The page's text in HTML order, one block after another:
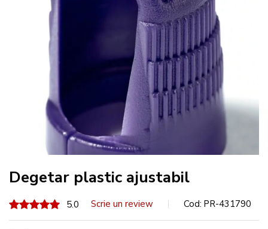
Degetar plastic ajustabil
100
% of100
5.0 Scrie un review Cod PR-431790